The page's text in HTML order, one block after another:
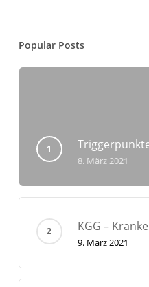
Popular Posts
8. März 2021
KGG –
9. März 2021